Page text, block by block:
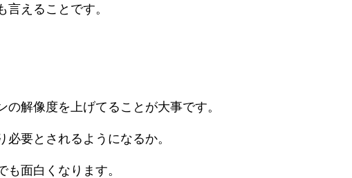
えることです。
解像度を上げてることが大事です。
要とされるようになるか。
面白くなります。